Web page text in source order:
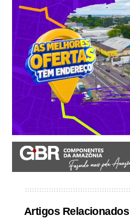
Artigos Relacionados